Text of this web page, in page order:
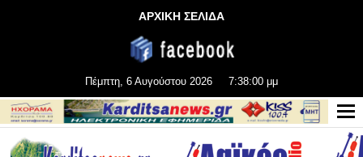
ΑΡΧΙΚΗ ΣΕΛΙΔΑ
Πέμπτη, 6 Αυγούστου 2026 7:38:01 μμ